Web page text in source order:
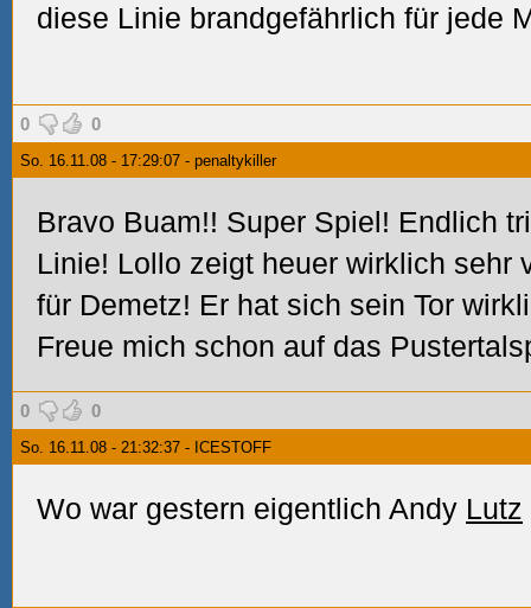
diese Linie brandgefährlich für jede
0 0
So. 16.11.08 - 17:29:07 - penaltykiller
Bravo Buam!! Super Spiel! Endlich
Linie! Lollo zeigt heuer wirklich sehr
für Demetz! Er hat sich sein Tor
Freue mich schon auf das
0 0
So. 16.11.08 - 21:32:37 - ICESTOFF
Wo war gestern eigentlich Andy Lutz